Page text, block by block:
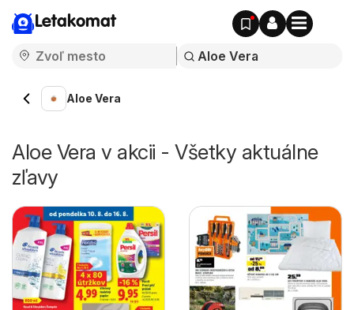
Letakomat
Aloe Vera
Aloe Vera v akcii - Všetky aktuálne
zľavy